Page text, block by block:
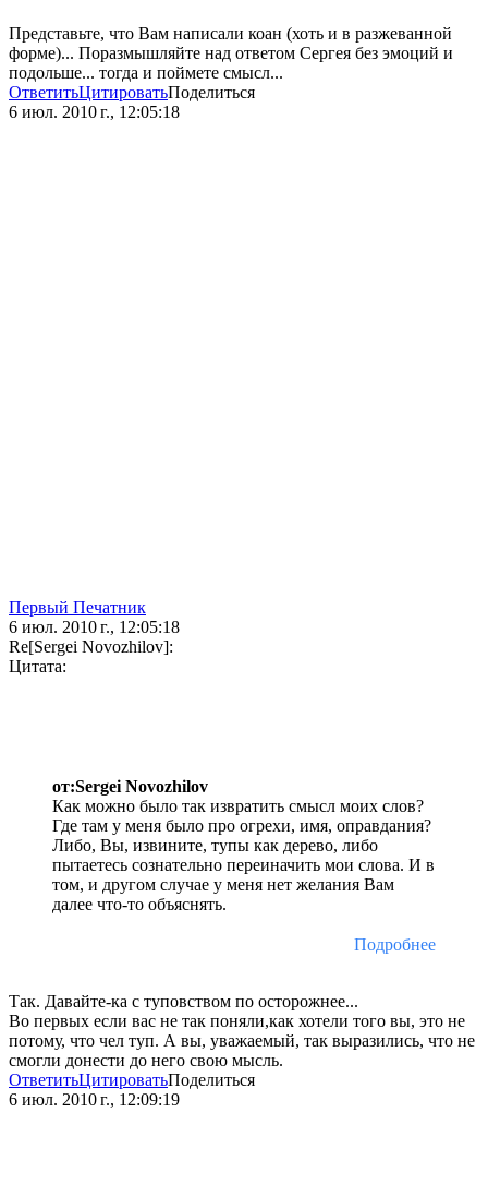
Представьте, что Вам написали коан (хоть и в разжеванной
форме)... Поразмышляйте над ответом Сергея без эмоций и
подольше... тогда и поймете смысл...
ОтветитьЦитироватьПоделиться
6 июл. 2010 г., 12:05:18
Первый Печатник
6 июл. 2010 г., 12:05:18
Re[Sergei Novozhilov]:
Цитата:
от:Sergei Novozhilov
Как можно было так извратить смысл моих слов?
Где там у меня было про огрехи, имя, оправдания?
Либо, Вы, извините, тупы как дерево, либо
пытаетесь сознательно переиначить мои слова. И в
том, и другом случае у меня нет желания Вам
далее что-то объяснять.
Подробнее
Так. Давайте-ка с туповством по осторожнее...
Во первых если вас не так поняли,как хотели того вы, это не
потому, что чел туп. А вы, уважаемый, так выразились, что не
смогли донести до него свою мысль.
ОтветитьЦитироватьПоделиться
6 июл. 2010 г., 12:09:19